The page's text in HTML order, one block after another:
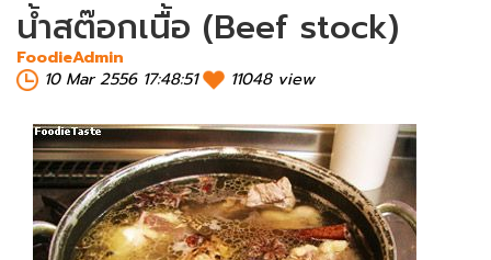
น้ำสต๊อกเนื้อ (Beef stock)
FoodieAdmin
10 Mar 2556 17:48:51
11048 view